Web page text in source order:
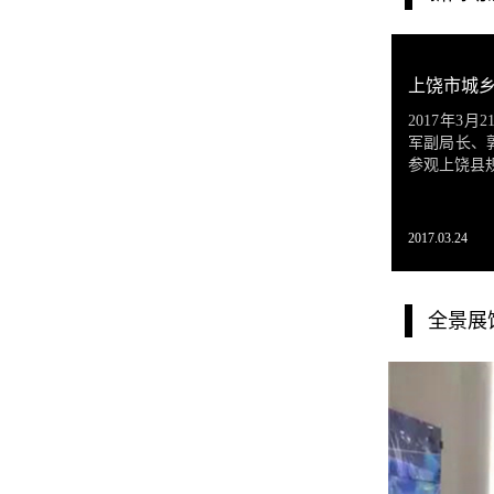
2017年3月
军副局长、
参观上饶县
2017.03.24
全景展